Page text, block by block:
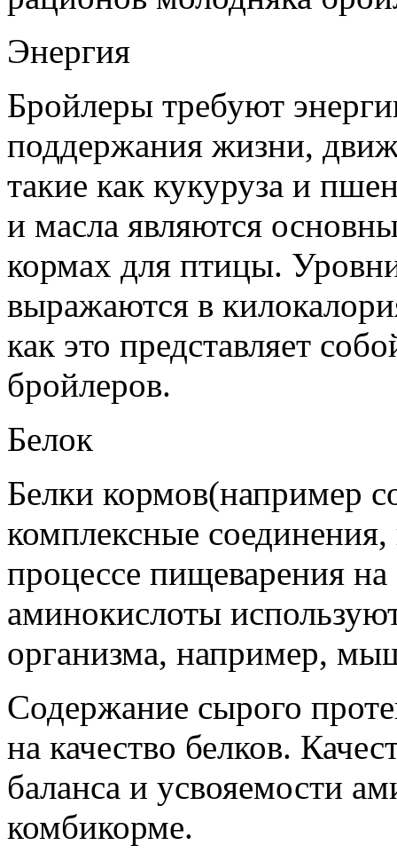
Энергия
Бройлеры требуют
поддержания жизни,
такие как кукуруза и
и масла являются
кормах для птицы.
выражаются в
как это представляет
бройлеров.
Белок
Белки кормов(например
комплексные
процессе пищеварения
аминокислоты
организма, например,
Содержание сырого
на качество белков.
баланса и усвояемости
комбикорме.